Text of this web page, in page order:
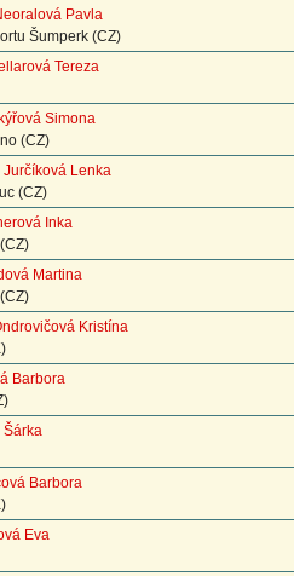
Pavla
Šumperk (CZ)
Tereza
Simona
(CZ)
Lenka
(CZ)
Inka
Martina
Kristína
Barbora
Šárka
Barbora
Eva